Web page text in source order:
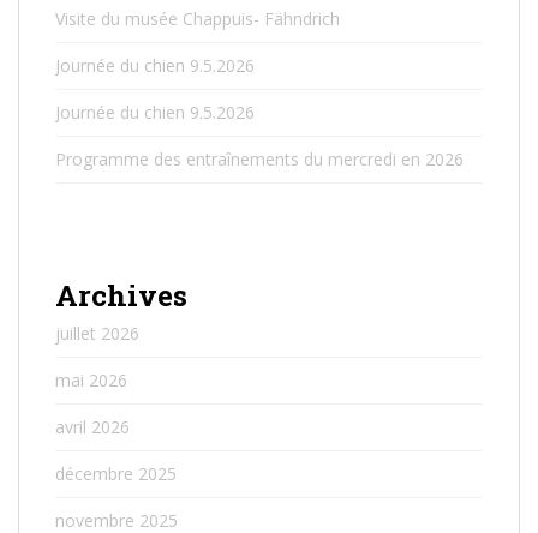
Visite du musée Chappuis- Fähndrich
Journée du chien 9.5.2026
Journée du chien 9.5.2026
Programme des entraînements du mercredi en 2026
Archives
juillet 2026
mai 2026
avril 2026
décembre 2025
novembre 2025